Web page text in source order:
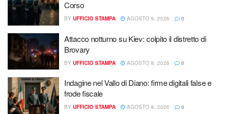
Corso
BY UFFICIO STAMPA AGOSTO 9, 2026 0
Attacco notturno su Kiev: colpito il distretto di
Brovary
BY UFFICIO STAMPA AGOSTO 8, 2026 0
Indagine nel Vallo di Diano: firme digitali false e
frode fiscale
BY UFFICIO STAMPA AGOSTO 8, 2026 0